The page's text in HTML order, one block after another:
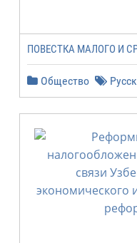
ПОВЕСТКА МАЛОГО И
Общество